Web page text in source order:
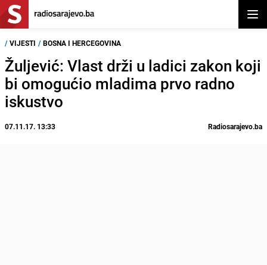
/ VIJESTI / BOSNA I HERCEGOVINA
Žuljević: Vlast drži u ladici zakon koji
bi omogućio mladima prvo radno
iskustvo
07.11.17. 13:33 Radiosarajevo.ba